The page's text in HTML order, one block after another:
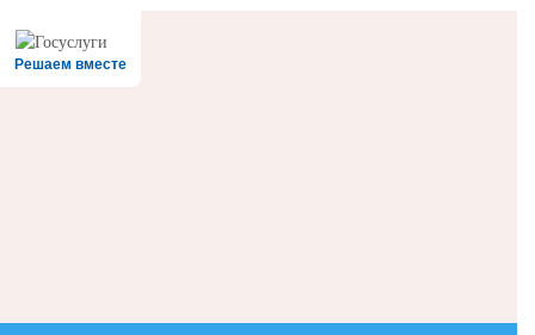
Решаем вместе